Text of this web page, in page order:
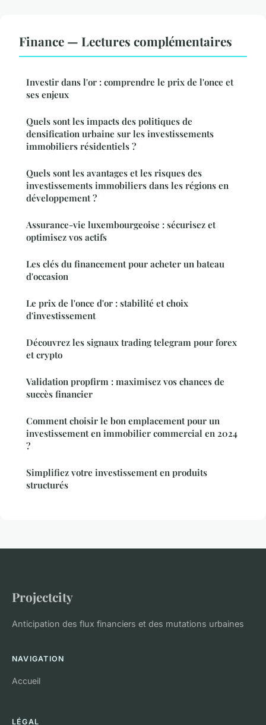
Finance — Lectures complémentaires
Investir dans l'or : comprendre le prix de l'once et
ses enjeux
Quels sont les impacts des politiques de
densification urbaine sur les investissements
immobiliers résidentiels ?
Quels sont les avantages et les risques des
investissements immobiliers dans les régions en
développement ?
Assurance-vie luxembourgeoise : sécurisez et
optimisez vos actifs
Les clés du financement pour acheter un bateau
d'occasion
Le prix de l'once d'or : stabilité et choix
d'investissement
Découvrez les signaux trading telegram pour forex
et crypto
Validation propfirm : maximisez vos chances de
succès financier
Comment choisir le bon emplacement pour un
investissement en immobilier commercial en 2024
?
Simplifiez votre investissement en produits
structurés
Projectcity
Anticipation des flux financiers et des mutations urbaines
NAVIGATION
Accueil
LÉGAL